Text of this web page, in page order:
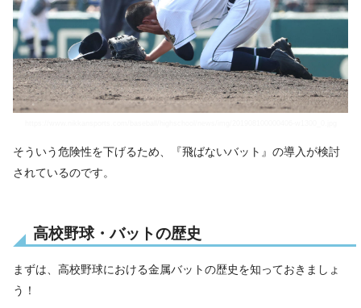
そういう危険性を下げるため、『飛ばないバット』の導入が検討
されているのです。
高校野球・バットの歴史
まずは、高校野球における金属バットの歴史を知っておきましょ
う！